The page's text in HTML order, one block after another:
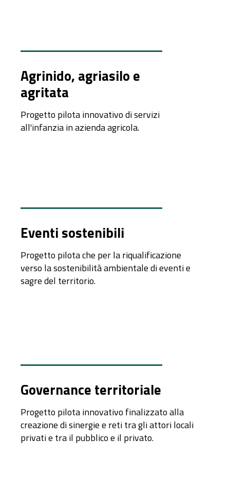
Agrinido, agriasilo e
agritata
Progetto pilota innovativo di servizi
all'infanzia in azienda agricola.
Eventi sostenibili
Progetto pilota che per la riqualificazione
verso la sostenibilità ambientale di eventi e
sagre del territorio.
Governance territoriale
Progetto pilota innovativo finalizzato alla
creazione di sinergie e reti tra gli attori locali
privati e tra il pubblico e il privato.